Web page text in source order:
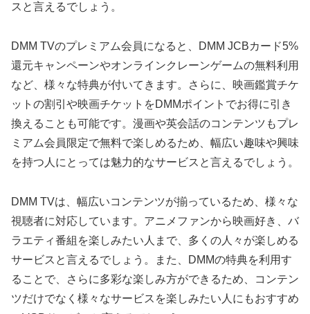
スと言えるでしょう。
DMM TVのプレミアム会員になると、DMM JCBカード5%
還元キャンペーンやオンラインクレーンゲームの無料利用
など、様々な特典が付いてきます。さらに、映画鑑賞チケ
ットの割引や映画チケットをDMMポイントでお得に引き
換えることも可能です。漫画や英会話のコンテンツもプレ
ミアム会員限定で無料で楽しめるため、幅広い趣味や興味
を持つ人にとっては魅力的なサービスと言えるでしょう。
DMM TVは、幅広いコンテンツが揃っているため、様々な
視聴者に対応しています。アニメファンから映画好き、バ
ラエティ番組を楽しみたい人まで、多くの人々が楽しめる
サービスと言えるでしょう。また、DMMの特典を利用す
ることで、さらに多彩な楽しみ方ができるため、コンテン
ツだけでなく様々なサービスを楽しみたい人にもおすすめ